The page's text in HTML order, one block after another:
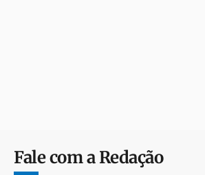
Fale com a Redação